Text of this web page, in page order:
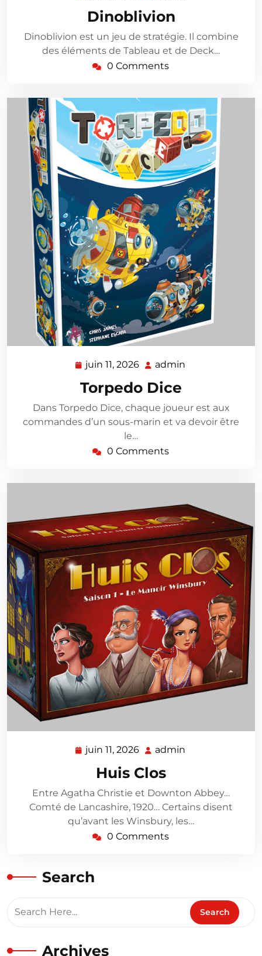
11,
2026
Dinoblivion
Dinoblivion est un jeu de stratégie. Il combine
des éléments de Tableau et de Deck…
0 Comments
juin 11, 2026 juin
2026
admin
Torpedo Dice
Dans Torpedo Dice, chaque joueur est aux
commandes d’un sous-marin et va devoir être
le…
0 Comments
juin 11, 2026 juin
11,
2026
admin
Huis Clos
Entre Agatha Christie et Downton Abbey…
Comté de Lancashire, 1920… Certains disent
qu’avant les Winsbury, les…
0 Comments
Search
Archives